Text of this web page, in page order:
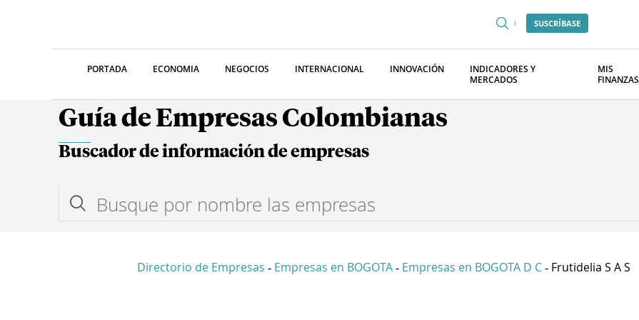
SUSCRÍBASE
PORTADA ECONOMIA NEGOCIOS INTERNACIONAL INNOVACIÓN
INDICADORES Y
MERCADOS
MIS
FINANZAS
Guía de Empresas Colombianas
Buscador de información de empresas
Directorio de Empresas - Empresas en BOGOTA - Empresas en BOGOTA D C - Frutidelia S A S